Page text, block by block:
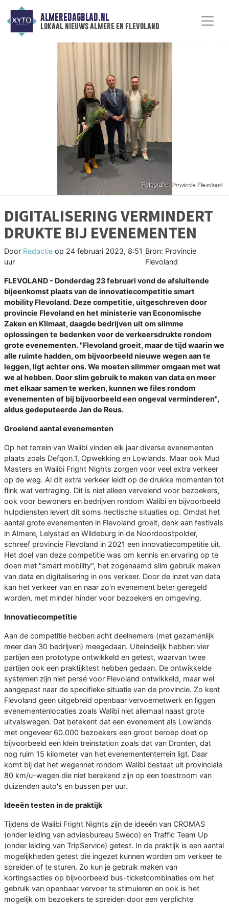
ALMEREDAGBLAD.NL
lokaal nieuws almere en flevoland
DIGITALISERING VERMINDERT
DRUKTE BIJ EVENEMENTEN
Door Redactie op 24 februari 2023, 8:51
uur
Bron: Provincie
Flevoland
FLEVOLAND - Donderdag 23 februari vond de afsluitende
bijeenkomst plaats van de innovatiecompetitie smart
mobility Flevoland. Deze competitie, uitgeschreven door
provincie Flevoland en het ministerie van Economische
Zaken en Klimaat, daagde bedrijven uit om slimme
oplossingen te bedenken voor de verkeersdrukte rondom
grote evenementen. "Flevoland groeit, maar de tijd waarin we
alle ruimte hadden, om bijvoorbeeld nieuwe wegen aan te
leggen, ligt achter ons. We moeten slimmer omgaan met wat
we al hebben. Door slim gebruik te maken van data en meer
met elkaar samen te werken, kunnen we files rondom
evenementen of bij bijvoorbeeld een ongeval verminderen",
aldus gedeputeerde Jan de Reus.
Groeiend aantal evenementen
Op het terrein van Walibi vinden elk jaar diverse evenementen
plaats zoals Defqon.1, Opwekking en Lowlands. Maar ook Mud
Masters en Walibi Fright Nights zorgen voor veel extra verkeer
op de weg. Al dit extra verkeer leidt op de drukke momenten tot
flink wat vertraging. Dit is niet alleen vervelend voor bezoekers,
ook voor bewoners en bedrijven rondom Walibi en bijvoorbeeld
hulpdiensten levert dit soms hectische situaties op. Omdat het
aantal grote evenementen in Flevoland groeit, denk aan festivals
in Almere, Lelystad en Wildeburg in de Noordoostpolder,
schreef provincie Flevoland in 2021 een innovatiecompetitie uit.
Het doel van deze competitie was om kennis en ervaring op te
doen met "smart mobility", het zogenaamd slim gebruik maken
van data en digitalisering in ons verkeer. Door de inzet van data
kan het verkeer van en naar zo'n evenement beter geregeld
worden, met minder hinder voor bezoekers en omgeving.
Innovatiecompetitie
Aan de competitie hebben acht deelnemers (met gezamenlijk
meer dan 30 bedrijven) meegedaan. Uiteindelijk hebben vier
partijen een prototype ontwikkeld en getest, waarvan twee
partijen ook een praktijktest hebben gedaan. De ontwikkelde
systemen zijn niet persé voor Flevoland ontwikkeld, maar wel
aangepast naar de specifieke situatie van de provincie. Zo kent
Flevoland geen uitgebreid openbaar vervoernetwerk en liggen
evenementenlocaties zoals Walibi niet allemaal naast grote
uitvalswegen. Dat betekent dat een evenement als Lowlands
met ongeveer 60.000 bezoekers een groot beroep doet op
bijvoorbeeld een klein treinstation zoals dat van Dronten, dat
nog ruim 15 kilometer van het evenemententerrein ligt. Daar
komt bij dat het wegennet rondom Walibi bestaat uit provinciale
80 km/u-wegen die niet berekend zijn op een toestroom van
duizenden auto's en bussen per uur.
Ideeën testen in de praktijk
Tijdens de Walibi Fright Nights zijn de ideeën van CROMAS
(onder leiding van adviesbureau Sweco) en Traffic Team Up
(onder leiding van TripService) getest. In de praktijk is een aantal
mogelijkheden getest die ingezet kunnen worden om verkeer te
spreiden of te sturen. Zo kun je gebruik maken van
kortingsacties op bijvoorbeeld bus-ticketcombinaties om het
gebruik van openbaar vervoer te stimuleren en ook is het
mogelijk om bezoekers te spreiden door een verplichte